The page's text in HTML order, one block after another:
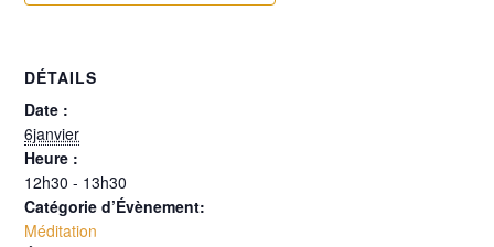
DÉTAILS
Date :
6janvier
Heure :
12h30 - 13h30
Catégorie d’Évènement:
Méditation